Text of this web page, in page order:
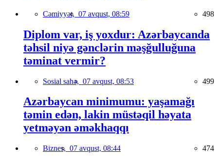
Cəmiyyət, 07 avqust, 08:59 498
Diplom var, iş yoxdur: Azərbaycanda
təhsil niyə gənclərin məşğulluğuna
təminat vermir?
Sosial sahə, 07 avqust, 08:53 499
Azərbaycan minimumu: yaşamağı
təmin edən, lakin müstəqil həyata
yetməyən əməkhaqqı
Biznes, 07 avqust, 08:44 474